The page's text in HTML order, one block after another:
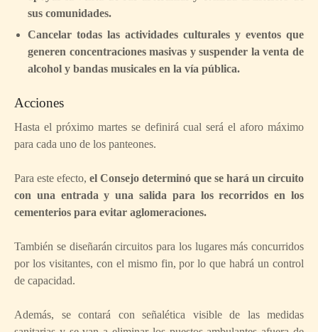
sus comunidades.
Cancelar todas las actividades culturales y eventos que
generen concentraciones masivas y suspender la venta de
alcohol y bandas musicales en la vía pública.
Acciones
Hasta el próximo martes se definirá cual será el aforo máximo
para cada uno de los panteones.
Para este efecto, el Consejo determinó que se hará un circuito
con una entrada y una salida para los recorridos en los
cementerios para evitar aglomeraciones.
También se diseñarán circuitos para los lugares más concurridos
por los visitantes, con el mismo fin, por lo que habrá un control
de capacidad.
Además, se contará con señalética visible de las medidas